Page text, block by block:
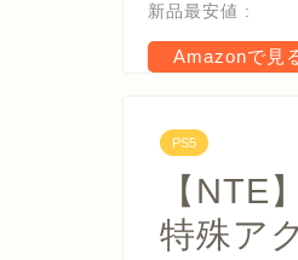
新品最安値 :
Amazonで見
PS5
【NTE
特殊ア